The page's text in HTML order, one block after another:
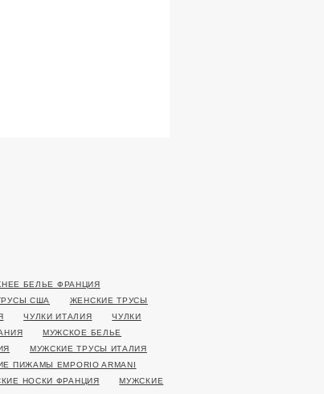
БЕЛЬЕ ФРАНЦИЯ
США
ЖЕНСКИЕ ТРУСЫ
ЧУЛКИ ИТАЛИЯ
ЧУЛКИ
МУЖСКОЕ БЕЛЬЕ
МУЖСКИЕ ТРУСЫ ИТАЛИЯ
ПИЖАМЫ EMPORIO ARMANI
НОСКИ ФРАНЦИЯ
МУЖСКИЕ